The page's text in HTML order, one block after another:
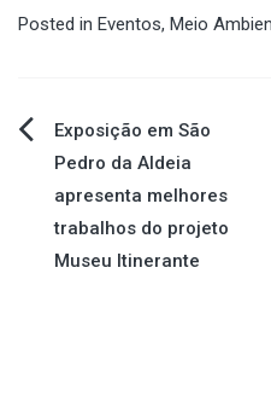
Posted in Eventos, Meio
Navegação
de
Post
Exposição em São
Pedro da Aldeia
apresenta melhores
trabalhos do projeto
Museu Itinerante